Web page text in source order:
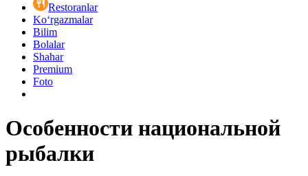
Restoranlar
Ko‘rgazmalar
Bilim
Bolalar
Shahar
Premium
Foto
Особенности национальной
рыбалки